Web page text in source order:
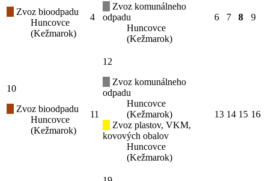
Zvoz bioodpadu
Huncovce
(Kežmarok)
4
Zvoz komunálneho
odpadu
Huncovce
(Kežmarok)
6 7 8 9
10
Zvoz bioodpadu
Huncovce
(Kežmarok)
11
12
Zvoz komunálneho
odpadu
Huncovce
(Kežmarok)
Zvoz plastov, VKM,
kovových obalov
Huncovce
(Kežmarok)
13 14 15 16